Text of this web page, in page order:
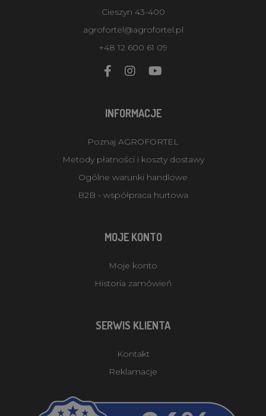
Cieszyn 43-400
agrofortel@agrofortel.pl
+48 12 600 61 09
INFORMACJE
Poznaj AGROFORTEL
Metody płatności i koszty dostawy
Ogólne warunki handlowe
B2B - współpraca hurtowa
MOJE KONTO
Moje konto
Historia zamówień
SERWIS KLIENTA
Kontakt
Reklamacje